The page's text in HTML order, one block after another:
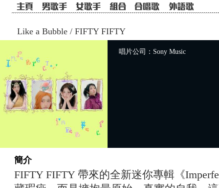
Like a Bubble / FIFTY FIFTY
唱片公司：Sony Music
簡介
FIFTY FIFTY 帶來的全新迷你專輯《